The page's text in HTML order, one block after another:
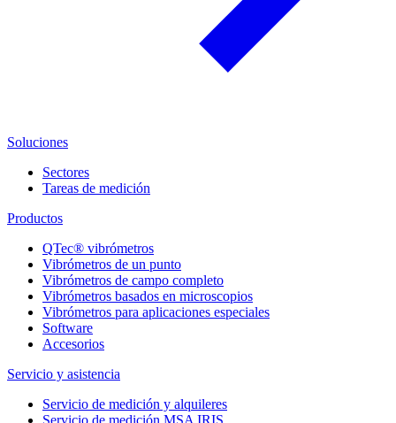
Soluciones
Sectores
Tareas de medición
Productos
QTec® vibrómetros
Vibrómetros de un punto
Vibrómetros de campo completo
Vibrómetros basados en microscopios
Vibrómetros para aplicaciones especiales
Software
Accesorios
Servicio y asistencia
Servicio de medición y alquileres
Servicio de medición MSA IRIS